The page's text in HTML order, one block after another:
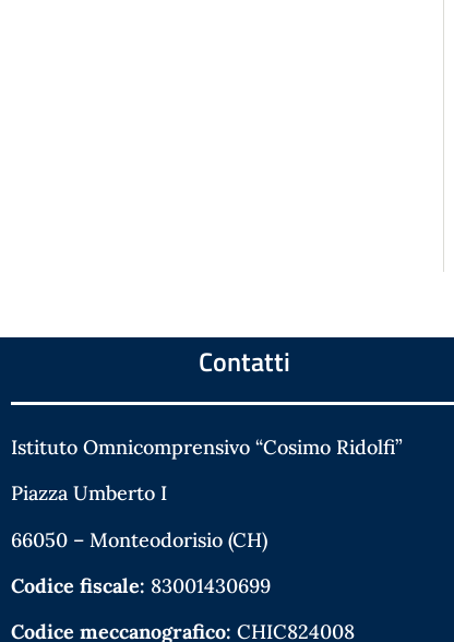
Contatti
Istituto Omnicomprensivo “Cosimo Ridolfi”
Piazza Umberto I
66050 – Monteodorisio (CH)
Codice fiscale: 83001430699
Codice meccanografico: CHIC824008